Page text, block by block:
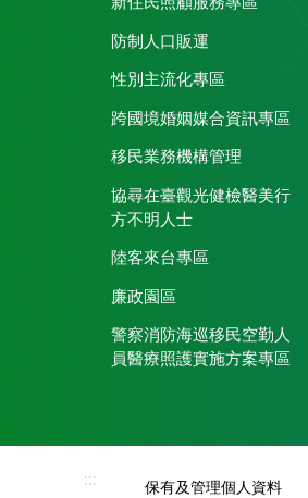
防制人口販運
性別主流化專區
跨國境婚姻媒合資訊專區
移民業務機構管理
協尋在臺觀光健檢醫美行
方不明人士
陸客來台專區
廉政園區
警察消防海巡移民空勤人
員醫療照護實施方案專區
:::
保有及管理個人資料